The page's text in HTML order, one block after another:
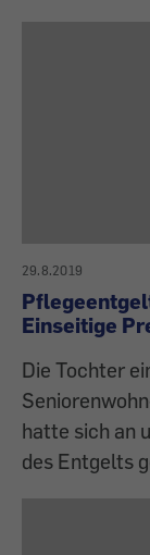
29.8.2019
Einseitige
Die Tochter
hatte sich an
des Entgelts